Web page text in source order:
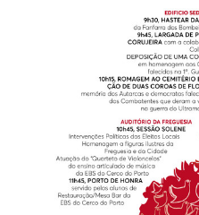
CONSTITUIÇÃO
PRESIDENTE
EXECUTIVO E PELOUROS
ASSEMBLEIA DE FREGUESIA
GRAVAÇÕES DAS REUNIÕES